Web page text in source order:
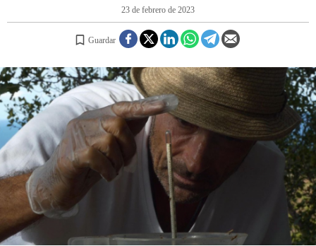
A CUCHILLO
REGISTRO
INICIAR SESIÓN
23 de febrero de 2023
Guardar